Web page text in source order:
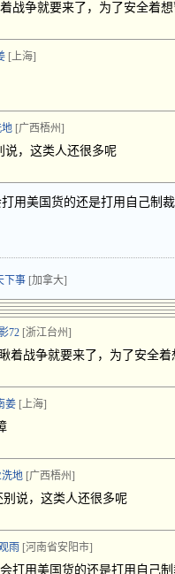
战争就要来了，为了安全着
[上海]
[广西梧州]
说，这类人还很多呢
用美国货的还是打用自己制
下事 [加拿大]
72 [浙江台州]
着战争就要来了，为了安全
姜 [上海]
地 [广西梧州]
别说，这类人还很多呢
雨 [河南省安阳市]
打用美国货的还是打用自己